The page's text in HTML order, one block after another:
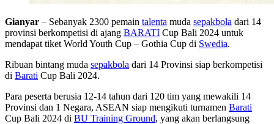
Gianyar – Sebanyak 2300 pemain talenta muda sepakbola dari 14
provinsi berkompetisi di ajang BARATI Cup Bali 2024 untuk
mendapat tiket World Youth Cup – Gothia Cup di Swedia.
Ribuan bintang muda sepakbola dari 14 Provinsi siap berkompetisi
di Barati Cup Bali 2024.
Para peserta berusia 12-14 tahun dari 120 tim yang mewakili 14
Provinsi dan 1 Negara, ASEAN siap mengikuti turnamen Barati
Cup Bali 2024 di BU Training Ground, yang akan berlangsung